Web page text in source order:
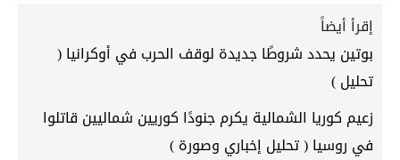
إقرأ أيضاً
بوتين يحدد شروطًا جديدة لوقف الحرب في أوكرانيا (
تحليل )
زعيم كوريا الشمالية يكرم جنودًا كوريين شماليين قاتلوا
في روسيا ( تحليل إخباري وصورة )